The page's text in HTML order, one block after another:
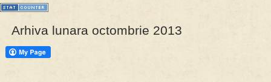
PRESA
Permise pentru vânătoarea de porci în costume, cu gulere albe
Arhiva lunara octombrie 2013